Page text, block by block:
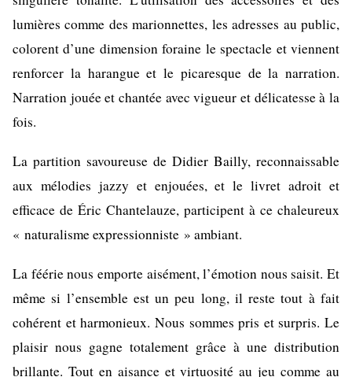
lumières comme des marionnettes, les adresses au public,
colorent d’une dimension foraine le spectacle et viennent
renforcer la harangue et le picaresque de la narration.
Narration jouée et chantée avec vigueur et délicatesse à la
fois.
La partition savoureuse de Didier Bailly, reconnaissable
aux mélodies jazzy et enjouées, et le livret adroit et
efficace de Éric Chantelauze, participent à ce chaleureux
« naturalisme expressionniste » ambiant.
La féérie nous emporte aisément, l’émotion nous saisit. Et
même si l’ensemble est un peu long, il reste tout à fait
cohérent et harmonieux. Nous sommes pris et surpris. Le
plaisir nous gagne totalement grâce à une distribution
brillante. Tout en aisance et virtuosité au jeu comme au